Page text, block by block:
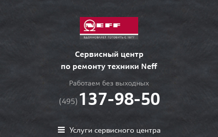
Сервисный центр
по ремонту техники Neff
Работаем без выходных
(495) 137-98-50
Услуги сервисного центра